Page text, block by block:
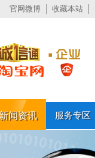
官网微博 收藏本站
新闻资讯 服务专区